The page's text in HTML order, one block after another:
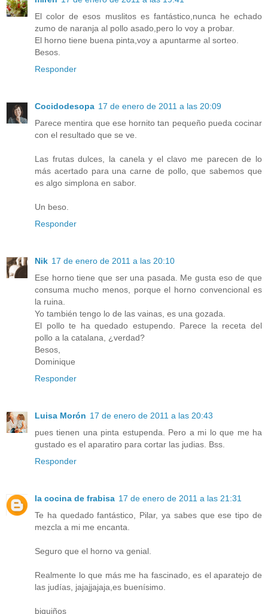
El color de esos muslitos es fantástico,nunca he echado
zumo de naranja al pollo asado,pero lo voy a probar.
El horno tiene buena pinta,voy a apuntarme al sorteo.
Besos.
Responder
Cocidodesopa 17 de enero de 2011 a las 20:09
Parece mentira que ese hornito tan pequeño pueda cocinar
con el resultado que se ve.
Las frutas dulces, la canela y el clavo me parecen de lo
más acertado para una carne de pollo, que sabemos que
es algo simplona en sabor.
Un beso.
Responder
Nik 17 de enero de 2011 a las 20:10
Ese horno tiene que ser una pasada. Me gusta eso de que
consuma mucho menos, porque el horno convencional es
la ruina.
Yo también tengo lo de las vainas, es una gozada.
El pollo te ha quedado estupendo. Parece la receta del
pollo a la catalana, ¿verdad?
Besos,
Dominique
Responder
Luisa Morón 17 de enero de 2011 a las 20:43
pues tienen una pinta estupenda. Pero a mi lo que me ha
gustado es el aparatiro para cortar las judias. Bss.
Responder
la cocina de frabisa 17 de enero de 2011 a las 21:31
Te ha quedado fantástico, Pilar, ya sabes que ese tipo de
mezcla a mi me encanta.
Seguro que el horno va genial.
Realmente lo que más me ha fascinado, es el aparatejo de
las judías, jajajjajaja,es buenísimo.
biquiños